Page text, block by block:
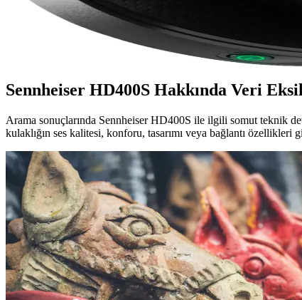
SteelSeries Arctis 7: Yüksek Performanslı
SteelSeries Arctis 7, yüksek kaliteli ses, uzun pil ömrü ve çok
Sennheiser HD400S Hakkında Veri
Arama sonuçlarında Sennheiser HD400S ile ilgili somut teknik
kulaklığın ses kalitesi, konforu, tasarımı veya bağlantı